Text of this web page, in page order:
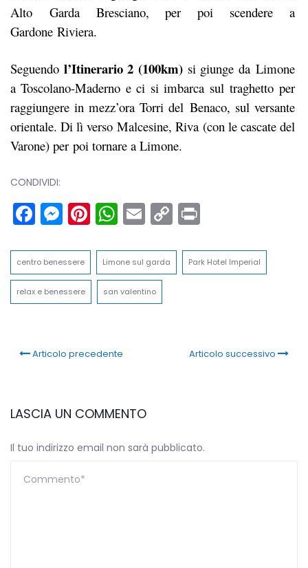
Alto Garda Bresciano, per poi scendere a
Gardone Riviera.
Seguendo l’Itinerario 2 (100km) si giunge da Limone
a Toscolano-Maderno e ci si imbarca sul traghetto per
raggiungere in mezz’ora Torri del Benaco, sul versante
orientale. Di lì verso Malcesine, Riva (con le cascate del
Varone) per poi tornare a Limone.
CONDIVIDI:
Facebook
Messenger
Pinterest
WhatsApp
Email
Copy
Link
centro benessere Limone sul garda Park Hotel Imperial
relax e benessere san valentino
Articolo precedente Articolo successivo
LASCIA UN COMMENTO
Il tuo indirizzo email non sarà pubblicato.